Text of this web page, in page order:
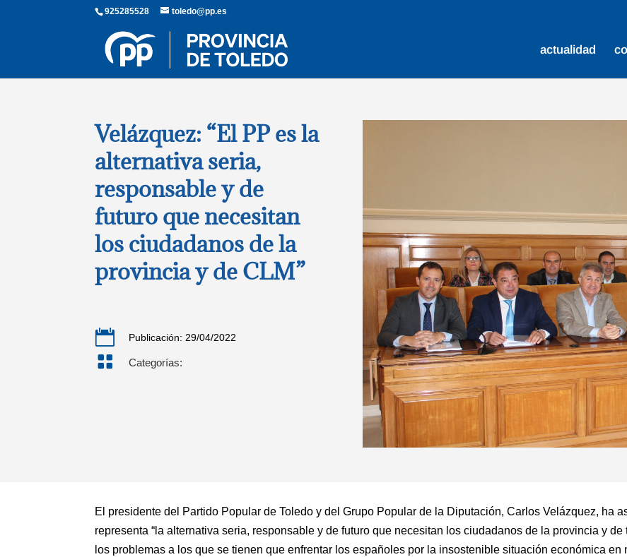
925285528 toledo@pp.es
actualidad
Velázquez: “El PP es la
alternativa seria,
responsable y de
futuro que necesitan
los ciudadanos de la
provincia y de CLM”
 Publicación: 29/04/2022
 Categorías:
El presidente del Partido Popular de Toledo y del Grupo Popular de la Diputación, Carlos Velázquez, ha
representa “la alternativa seria, responsable y de futuro que necesitan los ciudadanos de la provincia y
los problemas a los que se tienen que enfrentar los españoles por la insostenible situación económica en